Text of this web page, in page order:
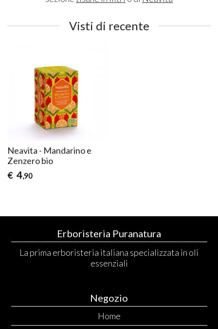
Visti di recente
Neavita - Mandarino e
Zenzero bio
€ 4,90
Erboristeria Puranatura
La prima erboristeria italiana specializzata in oli
essenziali
Negozio
Home